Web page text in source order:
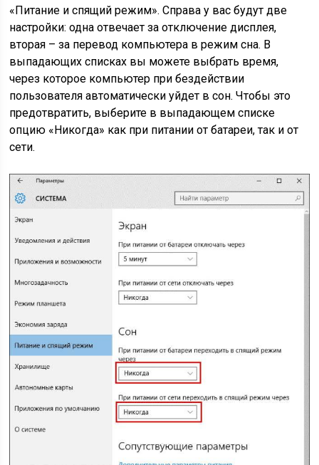
«Питание и спящий режим». Справа у вас будут две
настройки: одна отвечает за отключение дисплея,
вторая – за перевод компьютера в режим сна. В
выпадающих списках вы можете выбрать время,
через которое компьютер при бездействии
пользователя автоматически уйдет в сон. Чтобы это
предотвратить, выберите в выпадающем списке
опцию «Никогда» как при питании от батареи, так и от
сети.